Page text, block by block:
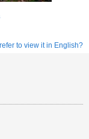
to view it in English?